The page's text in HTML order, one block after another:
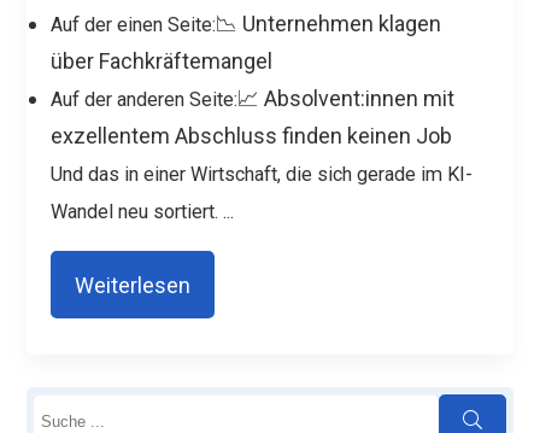
Auf der einen Seite:📉 Unternehmen klagen
über Fachkräftemangel
Auf der anderen Seite:📈 Absolvent:innen mit
exzellentem Abschluss finden keinen Job
Und das in einer Wirtschaft, die sich gerade im KI-
Wandel neu sortiert. ...
Weiterlesen